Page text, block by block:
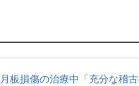
板損傷の治療中「充分な稽